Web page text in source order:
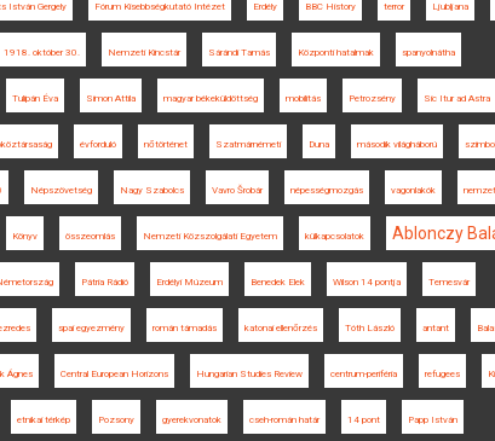
István Gergely Fórum Kisebbségkutató Intézet Erdély BBC History terror Ljubljana
1918. október 30. Nemzeti Kincstár Sárándi Tamás Központi hatalmak spanyolnátha
Tulipán Éva Simon Attila magyar békeküldöttség mobilitás Petrozsény Sic Itur ad Astra
évforduló nőtörténet Szatmárnémeti Duna második világháború
Népszövetség Nagy Szabolcs Vavro Šrobár népességmozgás vagonlakók
Könyv összeomlás Nemzeti Közszolgálati Egyetem külkapcsolatok Ablonczy
Pátria Rádió Erdélyi Múzeum Benedek Elek Wilson 14 pontja Temesvár
spai egyezmény román támadás katonai ellenőrzés Tóth László antant
Ágnes Central European Horizons Hungarian Studies Review centrum-periféria refugees
etnikai térkép Pozsony gyerekvonatok cseh-román határ 14 pont Papp István